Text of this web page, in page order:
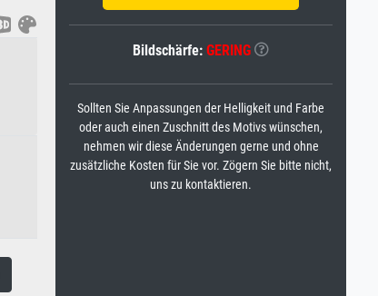
Bildschärfe: GERING
Sollten Sie Anpassungen der Helligkeit und Farbe
oder auch einen Zuschnitt des Motivs wünschen,
nehmen wir diese Änderungen gerne und ohne
zusätzliche Kosten für Sie vor. Zögern Sie bitte nicht,
uns zu kontaktieren.